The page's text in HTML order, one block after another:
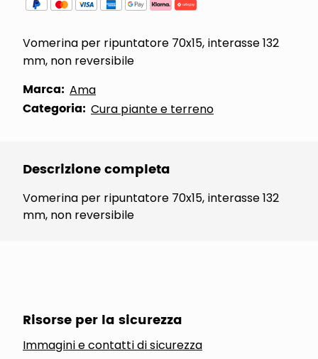
Vomerina per ripuntatore 70x15, interasse 132
mm, non reversibile
Marca: Ama
Categoria: Cura piante e terreno
Descrizione completa
Vomerina per ripuntatore 70x15, interasse 132
mm, non reversibile
Risorse per la sicurezza
Immagini e contatti di sicurezza